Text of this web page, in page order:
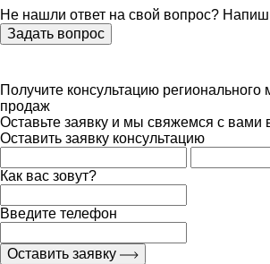
Не нашли ответ на свой вопрос?
Задать вопрос
Получите консультацию
продаж
Оставьте заявку и мы свяжемся с
Оставить заявку консультацию
Как вас зовут?
Введите телефон
Оставить заявку